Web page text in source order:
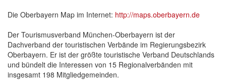
Die Oberbayern Map im Internet: http://maps.oberbayern.de
Der Tourismusverband München-Oberbayern ist der
Dachverband der touristischen Verbände im Regierungsbezirk
Oberbayern. Er ist der größte touristische Verband Deutschlands
und bündelt die Interessen von 15 Regionalverbänden mit
insgesamt 198 Mitgliedgemeinden.